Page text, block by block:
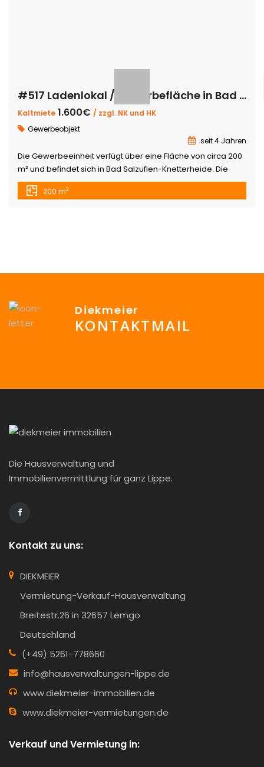
#517 Ladenlokal / Gewerbefläche in Bad Salzuflen- Knetterheide
Kaltmiete 1.600€ / zzgl. NK und HK
Gewerbeobjekt
seit 4 Jahren
Die Gewerbeeinheit verfügt über eine Fläche von circa 200
m² und befindet sich in Bad Salzuflen-Knetterheide. Die
Verkaufsfläche mit großer Fensterfront kann vielfältig
genutz werden und nach eigenen Vorstellungen gestaltet
200 m2
Diekmeier
KONTAKTMAIL
Die Hausverwaltung und
Immobilienvermittlung für ganz Lippe.
Kontakt zu uns:
DIEKMEIER
Vermietung-Verkauf-Hausverwaltung
Breitestr.26 in 32657 Lemgo
Deutschland
(+49) 5261-778660
info@hausverwaltungen-lippe.de
www.diekmeier-immobilien.de
www.diekmeier-vermietungen.de
Verkauf und Vermietung in: